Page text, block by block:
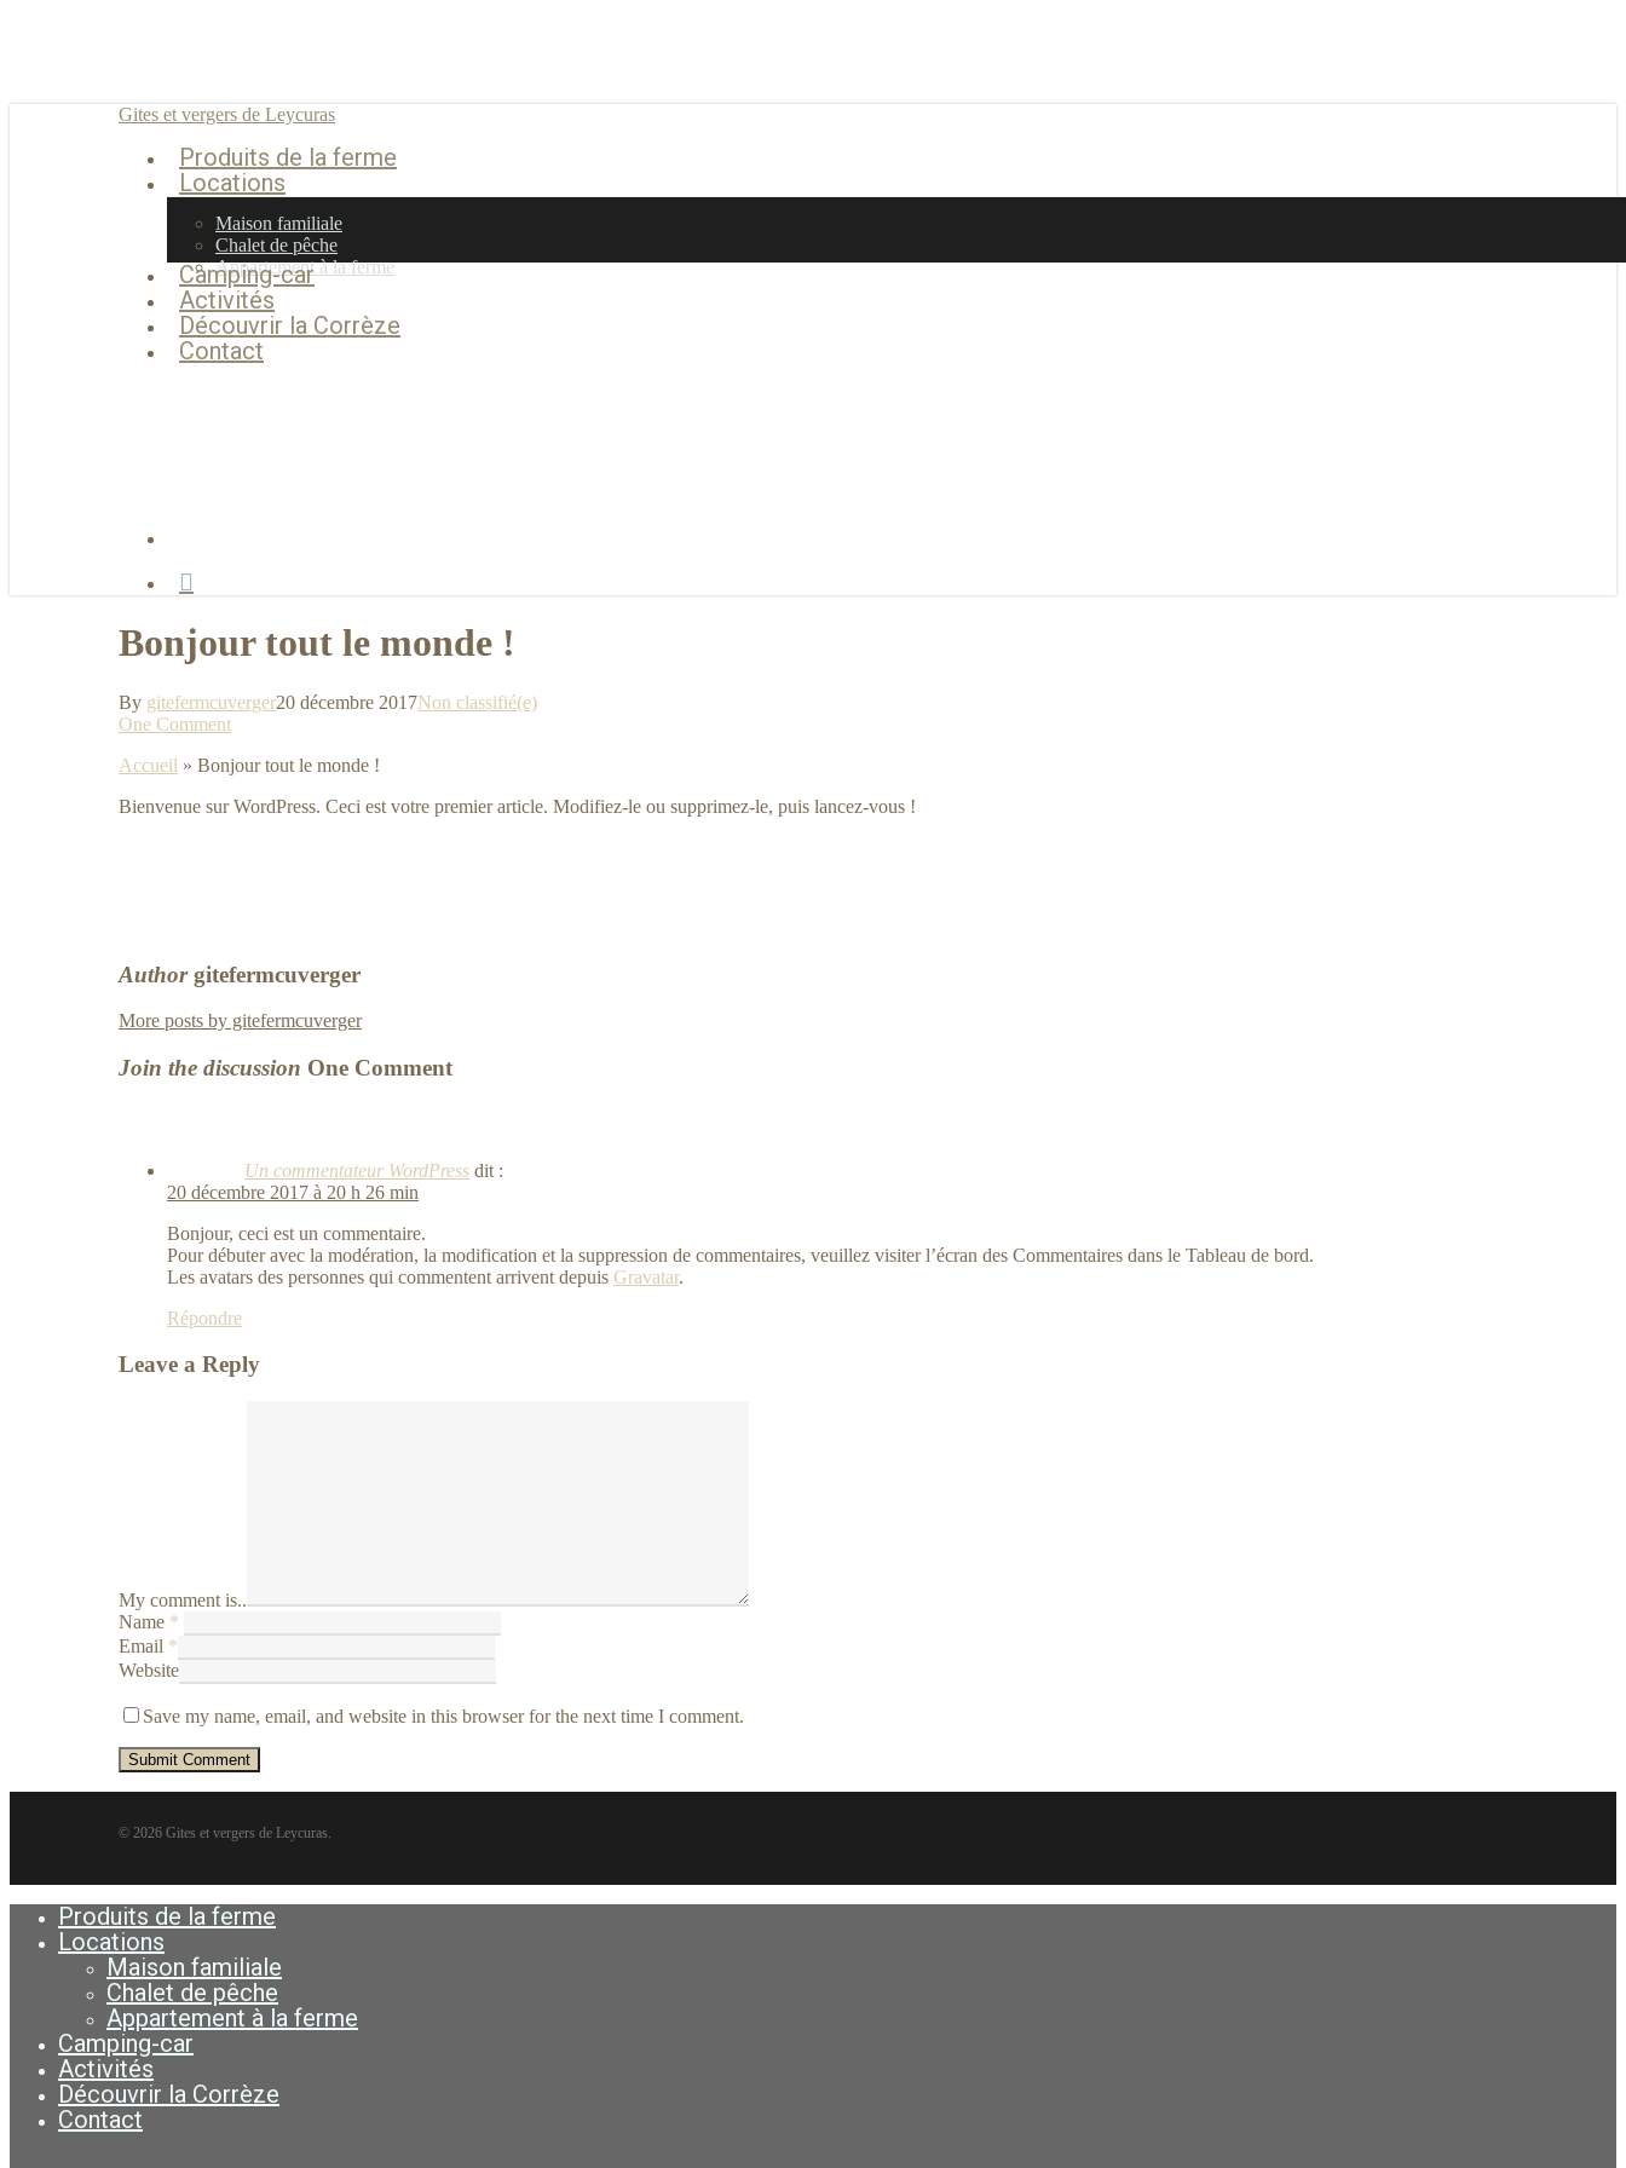
Gites et vergers de Leycuras
Menu
Produits de la ferme
Locations
Maison familiale
Chalet de pêche
Appartement à la ferme
Camping-car
Activités
Découvrir la Corrèze
Contact
facebook
Bonjour tout le monde !
By gitefermcuverger20 décembre 2017Non classifié(e)
One Comment
Accueil » Bonjour tout le monde !
Bienvenue sur WordPress. Ceci est votre premier article. Modifiez-le ou supprimez-le, puis lancez-vous !
Authorgitefermcuverger
More posts by gitefermcuverger
Join the discussion One Comment
Un commentateur WordPress dit :
20 décembre 2017 à 20 h 26 min
Bonjour, ceci est un commentaire.
Pour débuter avec la modération, la modification et la suppression de commentaires, veuillez visiter l’écran des Commentaires dans le Tableau de bord.
Les avatars des personnes qui commentent arrivent depuis Gravatar.
Répondre
Leave a Reply
My comment is..
Name *
Email *
Website
Save my name, email, and website in this browser for the next time I comment.
© 2026 Gites et vergers de Leycuras.
Close
Produits de la ferme
Locations
Maison familiale
Chalet de pêche
Appartement à la ferme
Camping-car
Activités
Découvrir la Corrèze
Contact